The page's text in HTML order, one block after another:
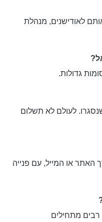
לאודישנים, מנהלת
גדולות.
שנסגרו. לעולם לא תשלום
האתר או המייל, עם פנייה
רבים מתחילים